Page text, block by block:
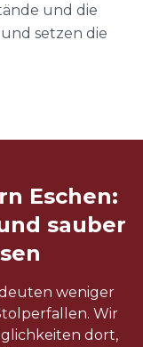
und die
setzen die
Eschen:
sauber
weniger
Wir
dort,